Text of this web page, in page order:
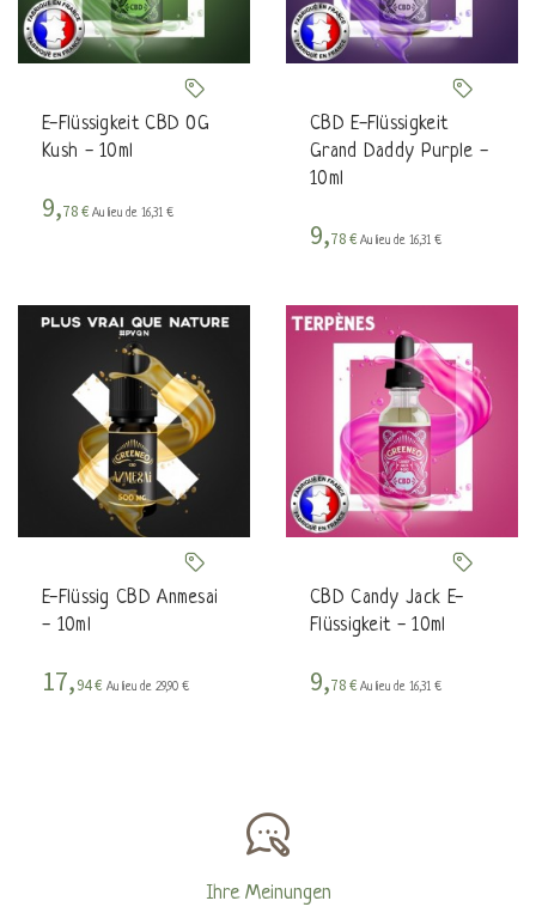
E-Flüssigkeit CBD OG
Kush - 10ml
9,78 €Au lieu de 16,31 €
CBD E-Flüssigkeit
Grand Daddy Purple -
10ml
9,78 €Au lieu de 16,31 €
E-Flüssig CBD Anmesai
- 10ml
17,94 € Au lieu de 29,90 €
CBD Candy Jack E-
Flüssigkeit - 10ml
9,78 €Au lieu de 16,31 €
Ihre Meinungen